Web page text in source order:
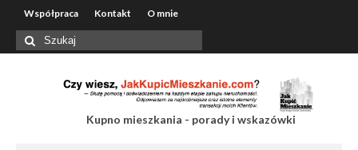
Współpraca Kontakt O mnie
Szuklaj
w:
Kupno mieszkania - porady i wskazówki